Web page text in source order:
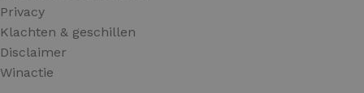
Privacy
Klachten & geschillen
Disclaimer
Winactie